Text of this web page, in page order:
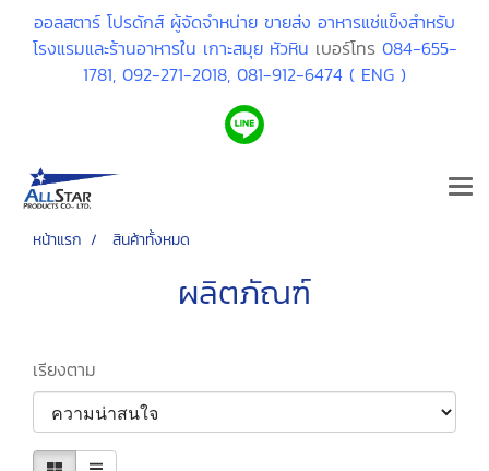
ออลสตาร์ โปรดักส์ ผู้จัดจำหน่าย ขายส่ง อาหารแช่แข็งสำหรับ
โรงแรมและร้านอาหารใน เกาะสมุย หัวหิน เบอร์โทร 084-655-
1781, 092-271-2018, 081-912-6474 ( ENG )
หน้าแรก สินค้าทั้งหมด
ผลิตภัณฑ์
เรียงตาม